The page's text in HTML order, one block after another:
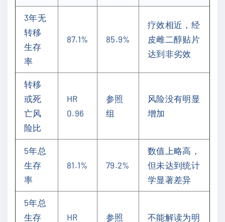
3年无
转移
生存
率
87.1% 85.9%
疗效相近，经
皮雌二醇贴片
达到非劣效
转移
或死
亡风
险比
HR
0.96
参照
组
风险没有明显
增加
5年总
生存
率
81.1% 79.2%
数值上略高，
但未达到统计
学显著差异
5年总
生存
HR
参照
不能解读为明